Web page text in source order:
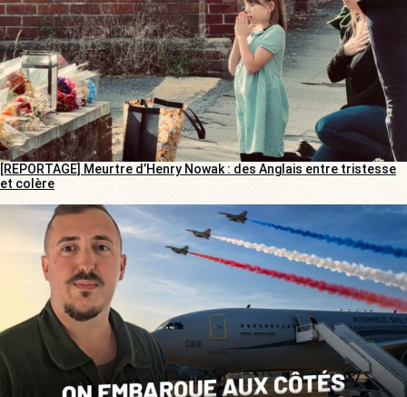
[REPORTAGE] Meurtre d’Henry Nowak : des Anglais entre tristesse
et colère